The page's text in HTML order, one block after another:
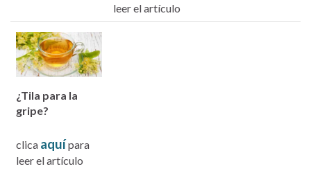
leer el artículo
¿Tila para la
gripe?
clica aquípara
leer el artículo